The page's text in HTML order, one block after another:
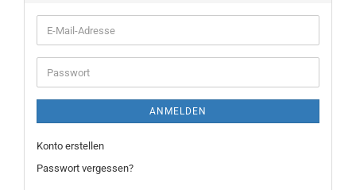
E-
Mail-
Adresse
Passwort
ANMELDEN
Konto erstellen
Passwort vergessen?